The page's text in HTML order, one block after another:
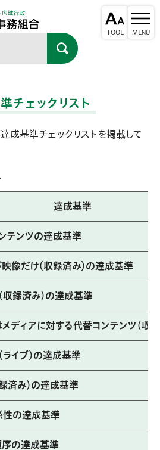
チェックリスト
成基準チェックリストを掲載して
達成基準
テンツの達成基準
だけ（収録済み）の達成基準
録済み）の達成基準
ィアに対する代替コンテンツ（収
イブ）の達成基準
み）の達成基準
の達成基準
の達成基準